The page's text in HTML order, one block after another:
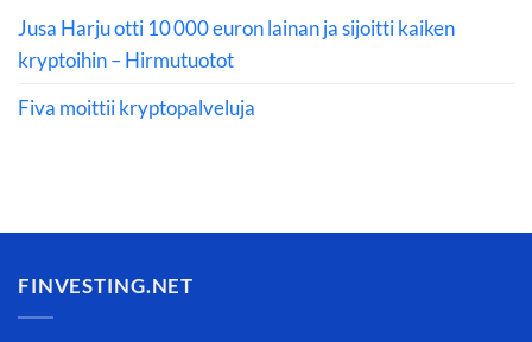
Jusa Harju otti 10 000 euron lainan ja sijoitti kaiken
kryptoihin – Hirmutuotot
Fiva moittii kryptopalveluja
FINVESTING.NET